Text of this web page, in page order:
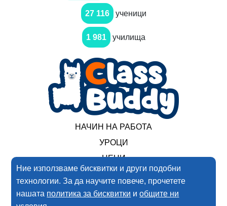
Ние използваме бисквитки и други подобни
технологии. За да научите повече, прочетете
нашата политика за бисквитки иобщите ни
27 116 ученици
1 981 училища
НАЧИН НА РАБОТА
УРОЦИ
ЦЕНИ
2017-2025 Нимеро ООД. Всички права запазени